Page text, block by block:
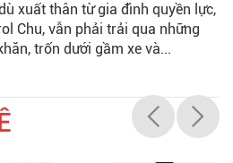
xuất thân từ gia đình quyền lực,
Chu, vẫn phải trải qua những
trốn dưới gầm xe và...